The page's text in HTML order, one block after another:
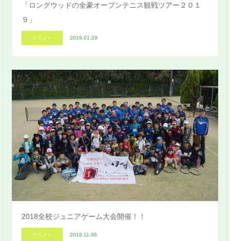
「ロングウッドの全豪オープンテニス観戦ツアー２０１
９」
イベント 2019.01.29
2018全校ジュニアゲーム大会開催！！
イベント 2018.11.06